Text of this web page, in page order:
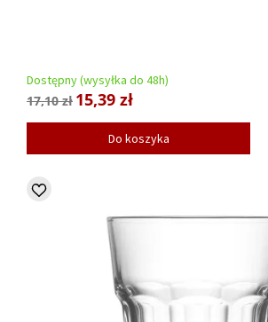
Dostępny (wysyłka do 48h)
17,10 zł 15,39 zł
Do koszyka